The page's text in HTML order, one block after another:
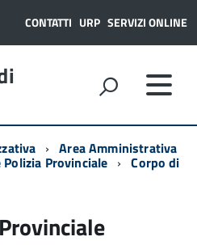
CONTATTI URP SERVIZI ONLINE
Area Amministrativa
Provinciale Corpo di